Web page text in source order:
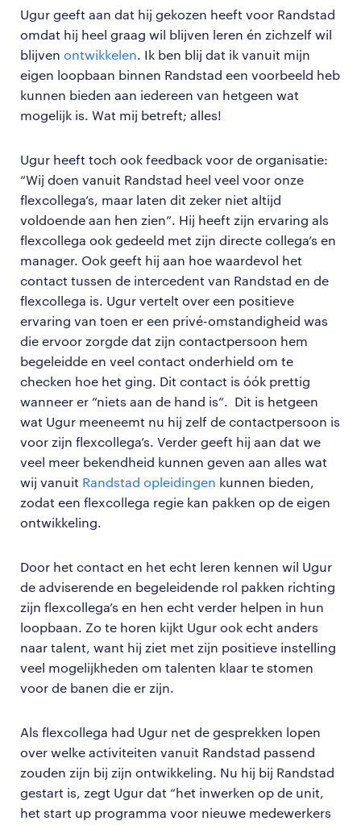
Ugur geeft aan dat hij gekozen heeft voor Randstad
omdat hij heel graag wil blijven leren én zichzelf wil
blijven ontwikkelen. Ik ben blij dat ik vanuit mijn
eigen loopbaan binnen Randstad een voorbeeld heb
kunnen bieden aan iedereen van hetgeen wat
mogelijk is. Wat mij betreft; alles!
Ugur heeft toch ook feedback voor de organisatie:
“Wij doen vanuit Randstad heel veel voor onze
flexcollega’s, maar laten dit zeker niet altijd
voldoende aan hen zien”. Hij heeft zijn ervaring als
flexcollega ook gedeeld met zijn directe collega’s en
manager. Ook geeft hij aan hoe waardevol het
contact tussen de intercedent van Randstad en de
flexcollega is. Ugur vertelt over een positieve
ervaring van toen er een privé-omstandigheid was
die ervoor zorgde dat zijn contactpersoon hem
begeleidde en veel contact onderhield om te
checken hoe het ging. Dit contact is óók prettig
wanneer er “niets aan de hand is”. Dit is hetgeen
wat Ugur meeneemt nu hij zelf de contactpersoon is
voor zijn flexcollega’s. Verder geeft hij aan dat we
veel meer bekendheid kunnen geven aan alles wat
wij vanuit Randstad opleidingen kunnen bieden,
zodat een flexcollega regie kan pakken op de eigen
ontwikkeling.
Door het contact en het echt leren kennen wil Ugur
de adviserende en begeleidende rol pakken richting
zijn flexcollega’s en hen echt verder helpen in hun
loopbaan. Zo te horen kijkt Ugur ook echt anders
naar talent, want hij ziet met zijn positieve instelling
veel mogelijkheden om talenten klaar te stomen
voor de banen die er zijn.
Als flexcollega had Ugur net de gesprekken lopen
over welke activiteiten vanuit Randstad passend
zouden zijn bij zijn ontwikkeling. Nu hij bij Randstad
gestart is, zegt Ugur dat “het inwerken op de unit,
het start up programma voor nieuwe medewerkers